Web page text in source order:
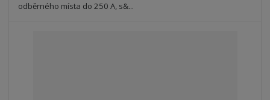
odběrného místa do 250 A, s&...